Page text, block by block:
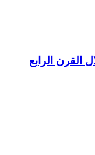
القرن الرابع